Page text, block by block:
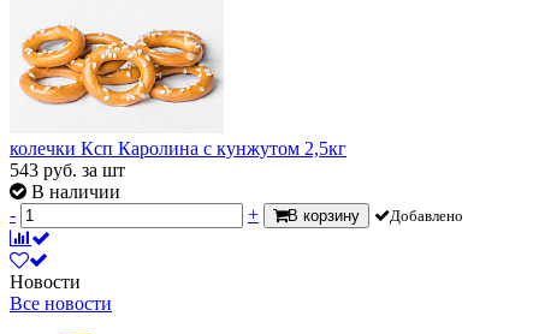
колечки Ксп Каролина с кунжутом 2,5кг
543 руб. за шт
В наличии
-
+ В корзину Добавлено
Новости
Все новости